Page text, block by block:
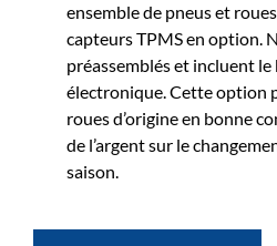
ensemble de pneus et
capteurs TPMS en option.
préassemblés et incluent
électronique. Cette option
roues d’origine en bonne
de l’argent sur le
saison.